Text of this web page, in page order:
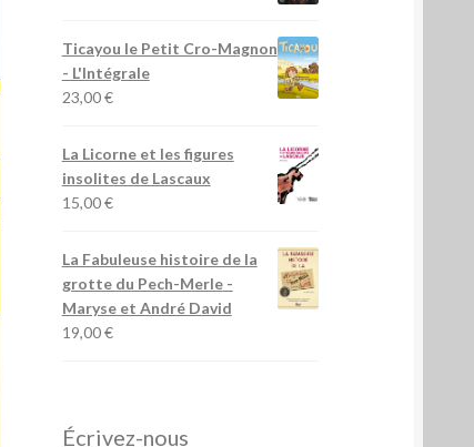
Ticayou le Petit Cro-Magnon
- L'Intégrale
23,00€
La Licorne et les figures
insolites de Lascaux
15,00€
La Fabuleuse histoire de la
grotte du Pech-Merle-
Maryse et André David
19,00€
Écrivez-nous